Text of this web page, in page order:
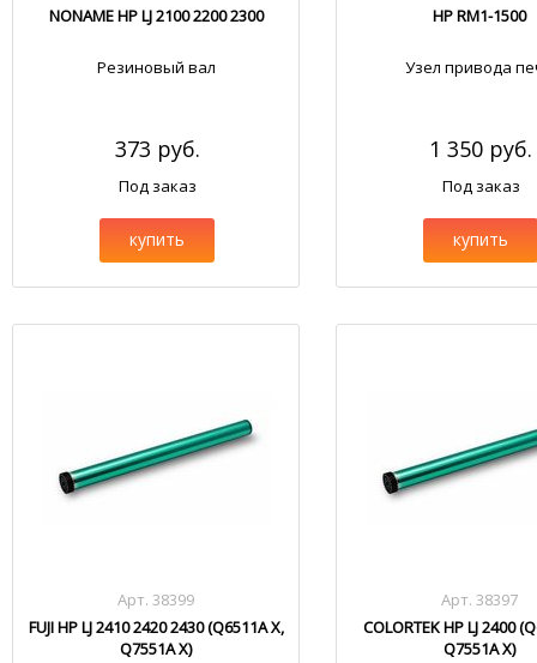
NONAME HP LJ 2100 2200 2300
Резиновый вал
373 руб.
Под заказ
купить
HP RM1-1500
Узел привода
1 350 руб.
Под заказ
купить
Арт. 38399
FUJI HP LJ 2410 2420 2430 (Q6511A X,
Q7551A X)
Арт. 38397
COLORTEK HP LJ 2400
Q7551A X)